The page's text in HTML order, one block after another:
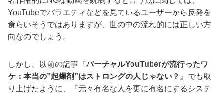
YouTubeでバラエティなどを見ているユーザーから反発を
食らいそうではありますが、世の中の流れ的には正しい方
向なのでしょう。
しかし、以前の記事『バーチャルYouTuberが流行ったワ
ケ：本当の”起爆剤”はストロングの人じゃない？ 』でも取
り上げたように、『元々有名な人を更に有名にするシステ